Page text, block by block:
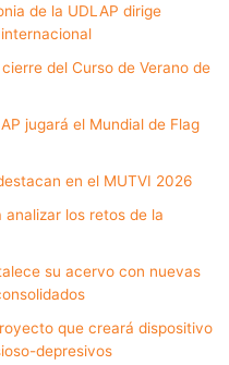
de la UDLAP dirige
del Curso de Verano de
jugará el Mundial de Flag
en el MUTVI 2026
los retos de la
su acervo con nuevas
que creará dispositivo
depresivos